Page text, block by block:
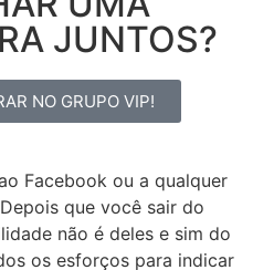
JUNTOS?
NO GRUPO VIP!
Facebook ou a qualquer
que você sair do
não é deles e sim do
os esforços para indicar